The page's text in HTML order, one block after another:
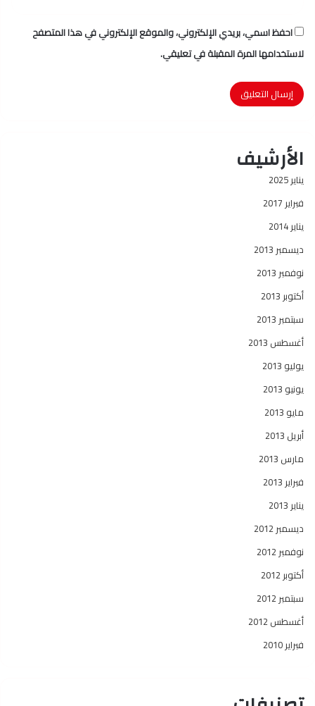
احفظ اسمي، بريدي الإلكتروني، والموقع الإلكتروني في هذا المتصفح
لاستخدامها المرة المقبلة في تعليقي.
الأرشيف
يناير 2025
فبراير 2017
يناير 2014
ديسمبر 2013
نوفمبر 2013
أكتوبر 2013
سبتمبر 2013
أغسطس 2013
يوليو 2013
يونيو 2013
مايو 2013
أبريل 2013
مارس 2013
فبراير 2013
يناير 2013
ديسمبر 2012
نوفمبر 2012
أكتوبر 2012
سبتمبر 2012
أغسطس 2012
فبراير 2010